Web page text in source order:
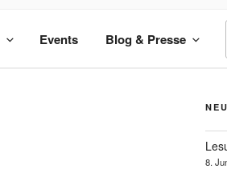
Events Blog & Presse
8.